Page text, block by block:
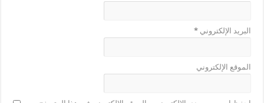
البريد الإلكتروني*
الموقع الإلكتروني